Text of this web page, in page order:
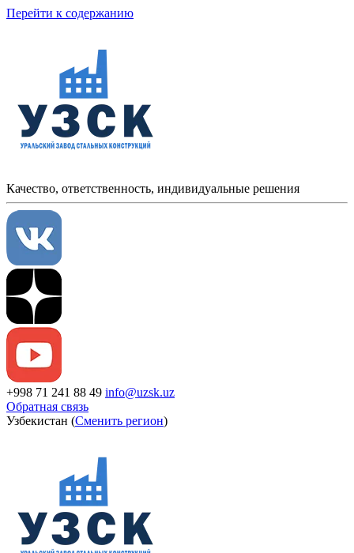
Перейти к содержанию
Качество, ответственность, индивидуальные решения
+998 71 241 88 49 info@uzsk.uz
Обратная связь
Узбекистан (Сменить регион)